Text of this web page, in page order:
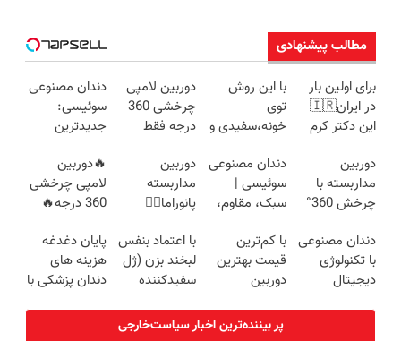
مطالب پیشنهادی
برای اولین بار
در ایران🇮🇷
این دکتر کرم
روزه ساخت!
با این روش
توی
خونه،سفیدی و
برگردون
(40%off)
دوربین لامپی
چرخشی 360
درجه فقط
🔥 پرداخت
درب منزل
دندان مصنوعی
سوئیسی:
جدیدترین
سبک و مقاوم |
پرداخت قسطی
دوربین
مداربسته با
چرخش 360°
(ضمانت
تعویض +
پرداخت درب
دندان مصنوعی
سوئیسی |
سبک، مقاوم،
رایگان+پرداخت
اقساطی😍
دوربین
مداربسته
پانوراما👈🏻
360°و سازگار با
اندروید و ios
🔥دوربین
لامپی چرخشی
360 درجه🔥
منزل + گارانتی
تعویض
دندان مصنوعی
با تکنولوژی
دیجیتال
با کم‌ترین
قیمت بهترین
دوربین
بخر❗❗❗
با اعتماد بنفس
لبخند بزن (ژل
سفیدکننده
پایان دغدغه
هزینه های
دندان پزشکی با
پر بیننده‌ترین اخبار سیاست‌خارجی